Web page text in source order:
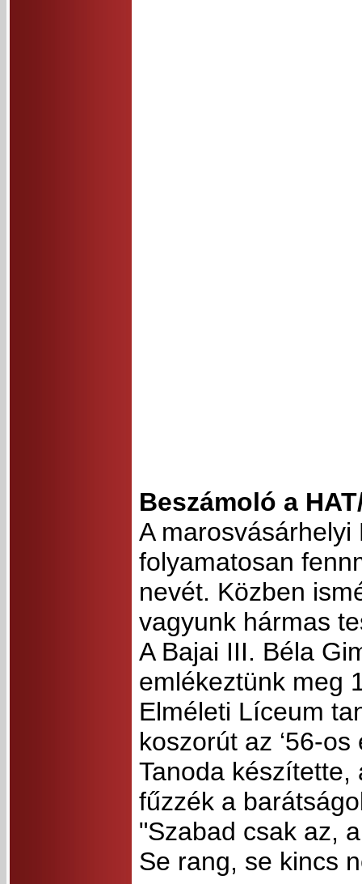
Beszámoló a
A
folyamatosan
nevét. Közben
vagyunk hármas
A Bajai III. Béla
emlékeztünk meg
Elméleti Líceum
koszorút az ‘56-
Tanoda készítette,
fűzzék a
"Szabad csak az,
Se rang, se kincs